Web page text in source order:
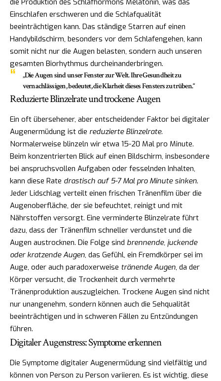
Einschlafen erschweren und die Schlafqualität
beeinträchtigen kann. Das ständige Starren auf einen
Handybildschirm, besonders vor dem Schlafengehen, kann
somit nicht nur die Augen belasten, sondern auch unseren
gesamten Biorhythmus durcheinanderbringen.
„Die Augen sind unser Fenster zur Welt. Ihre Gesundheit zu
vernachlässigen, bedeutet, die Klarheit dieses Fensters zu trüben.“
Reduzierte Blinzelrate und trockene Augen
Ein oft übersehener, aber entscheidender Faktor bei digitaler
Augenermüdung ist die reduzierte Blinzelrate.
Normalerweise blinzeln wir etwa 15-20 Mal pro Minute.
Beim konzentrierten Blick auf einen Bildschirm, insbesondere
bei anspruchsvollen Aufgaben oder fesselnden Inhalten,
kann diese Rate drastisch auf 5-7 Mal pro Minute sinken.
Jeder Lidschlag verteilt einen frischen Tränenfilm über die
Augenoberfläche, der sie befeuchtet, reinigt und mit
Nährstoffen versorgt. Eine verminderte Blinzelrate führt
dazu, dass der Tränenfilm schneller verdunstet und die
Augen austrocknen. Die Folge sind brennende, juckende
oder kratzende Augen, das Gefühl, ein Fremdkörper sei im
Auge, oder auch paradoxerweise tränende Augen, da der
Körper versucht, die Trockenheit durch vermehrte
Tränenproduktion auszugleichen. Trockene Augen sind nicht
nur unangenehm, sondern können auch die Sehqualität
beeinträchtigen und in schweren Fällen zu Entzündungen
führen.
Digitaler Augenstress: Symptome erkennen
Die Symptome digitaler Augenermüdung sind vielfältig und
können von Person zu Person variieren. Es ist wichtig, diese